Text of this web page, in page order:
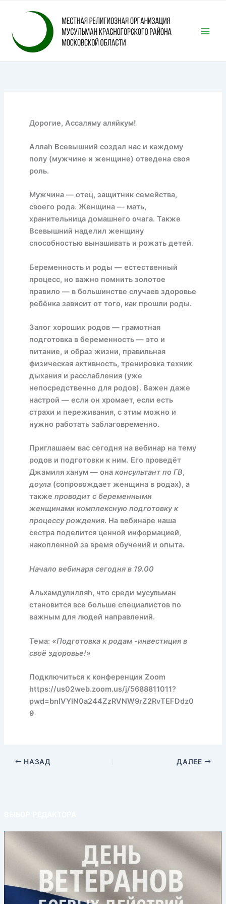
содержимому
Дорогие, Ассаляму аляйкум!
Аллаh Всевышний создал нас и каждому
полу (мужчине и женщине) отведена своя
роль.
Мужчина — отец, защитник семейства,
своего рода. Женщина — мать,
хранительница домашнего очага. Также
Всевышний наделил женщину
способностью вынашивать и рожать детей.
Беременность и роды — естественный
процесс, но важно помнить золотое
правило — в большинстве случаев здоровье
ребёнка зависит от того, как прошли роды.
Залог хороших родов — грамотная
подготовка в беременность — это и
питание, и образ жизни, правильная
физическая активность, тренировка техник
дыхания и расслабления (уже
непосредственно для родов). Важен даже
настрой — если он хромает, если есть
страхи и переживания, с этим можно и
нужно работать заблаговременно.
Приглашаем вас сегодня на вебинар на тему
родов и подготовки к ним. Его проведёт
Джамиля ханум — она консультант по ГВ,
доула(сопровождает женщина в родах), а
также проводит с беременными
женщинами комплексную подготовку к
процессу рождения. На вебинаре наша
сестра поделится ценной информацией,
накопленной за время обучений и опыта.
Начало вебинара сегодня в 19.00
Альхамдулилляh, что среди мусульман
становится все больше специалистов по
важным для людей направлений.
Тема: «Подготовка к родам -инвестиция в
своё здоровье!»
Подключиться к конференции Zoom
https://us02web.zoom.us/j/5688811011?
pwd=bnlVYlN0a244ZzRVNW9rZ2RvTEFDdz0
9
НАЗАД ДАЛЕЕ